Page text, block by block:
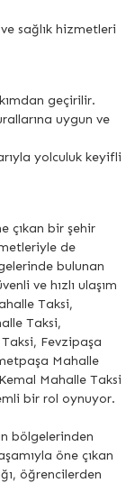
sağlık hizmetleri
geçirilir.
uygun ve
yolculuk keyifli
çıkan bir şehir
de
bulunan
ve hızlı ulaşım
Taksi,
Taksi,
Fevzipaşa
Mahalle
Mahalle Taksi
bir rol oynuyor.
bölgelerinden
öne çıkan
öğrencilerden